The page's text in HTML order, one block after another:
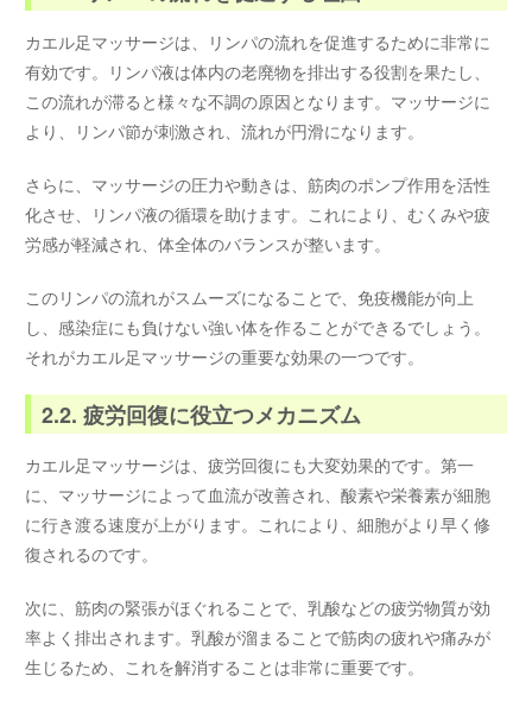
カエル足マッサージは、リンパの流れを促進するために非常に
有効です。リンパ液は体内の老廃物を排出する役割を果たし、
この流れが滞ると様々な不調の原因となります。マッサージに
より、リンパ節が刺激され、流れが円滑になります。
さらに、マッサージの圧力や動きは、筋肉のポンプ作用を活性
化させ、リンパ液の循環を助けます。これにより、むくみや疲
労感が軽減され、体全体のバランスが整います。
このリンパの流れがスムーズになることで、免疫機能が向上
し、感染症にも負けない強い体を作ることができるでしょう。
それがカエル足マッサージの重要な効果の一つです。
2.2. 疲労回復に役立つメカニズム
カエル足マッサージは、疲労回復にも大変効果的です。第一
に、マッサージによって血流が改善され、酸素や栄養素が細胞
に行き渡る速度が上がります。これにより、細胞がより早く修
復されるのです。
次に、筋肉の緊張がほぐれることで、乳酸などの疲労物質が効
率よく排出されます。乳酸が溜まることで筋肉の疲れや痛みが
生じるため、これを解消することは非常に重要です。